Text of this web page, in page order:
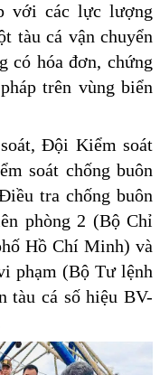
với các lực lượng
tàu cá vận chuyển
có hóa đơn, chứng
trên vùng biển
Đội Kiểm soát
soát chống buôn
tra chống buôn
phòng 2 (Bộ Chỉ
Hồ Chí Minh) và
phạm (Bộ Tư lệnh
tàu cá số hiệu BV-